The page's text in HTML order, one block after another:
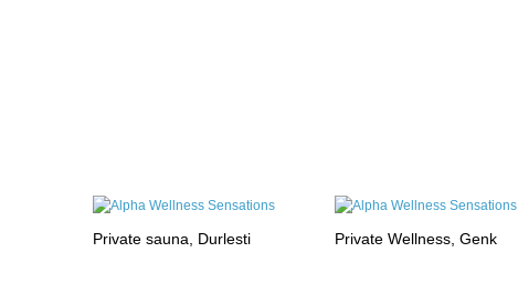
Private sauna, Durlesti Private Wellness, Genk